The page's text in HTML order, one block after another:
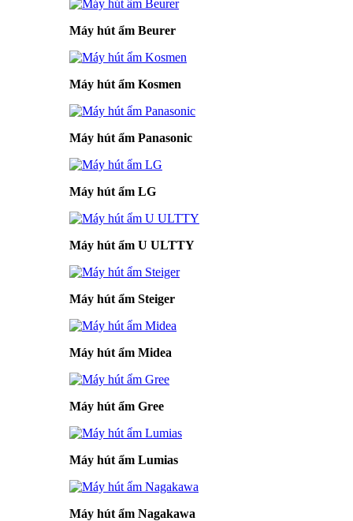
Máy hút ẩm Beurer
Máy hút ẩm Kosmen
Máy hút ẩm Panasonic
Máy hút ẩm LG
Máy hút ẩm U ULTTY
Máy hút ẩm Steiger
Máy hút ẩm Midea
Máy hút ẩm Gree
Máy hút ẩm Lumias
Máy hút ẩm Nagakawa